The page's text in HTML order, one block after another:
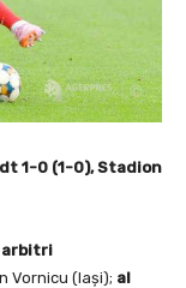
1-0 (1-0), Stadion
arbitri
Vornicu (Iași); al